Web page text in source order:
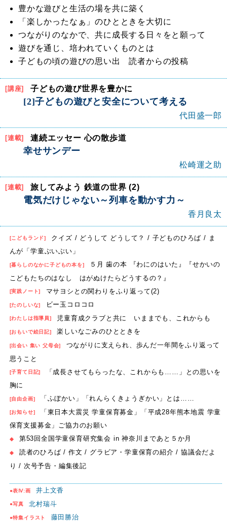
豊かな遊びと生活の場を共に築く
「楽しかったなぁ」のひとときを大切に
つながりのなかで、共に成長する日々をと願って
遊びを通じ、培われていくものとは
子どもの頃の遊びの思い出 読者からの投稿
[講座] 子どもの遊び世界を豊かに
[2]子どもの遊びと安全について考える
代田盛一郎
[連載] 連続エッセー 心の散歩道
幸せサンデー
松崎運之助
[連載] 旅してみよう 鉄道の世界 (2)
電気だけじゃない～列車を動かす力～
香月良太
[こどもランド]
クイズ / どうして どうして？ / 子どものひろば / ま
んが「学童ぶいぶい」
[暮らしのなかに子どもの本を]
５月 歯の本 『わにのはいた』『せかいの
こどもたちのはなし はがぬけたらどうするの？』
[実践ノート] マサヨシとの関わりをふり返って(2)
[たのしいな] ビー玉コロコロ
[わたしは指導員] 児童育成クラブと共に いままでも、これからも
[おもいで絵日記] 楽しいなごみのひとときを
[出会い 集い 父母会]
つながりに支えられ、歩んだ一年間をふり返って
思うこと
[子育て日記]
「成長させてもらったな、これからも……」との思いを
胸に
[自由企画] 「ふぼかい」「れんらくきょうぎかい」とは……
[お知らせ]
「東日本大震災 学童保育募金」「平成28年熊本地震 学童
保育支援募金」ご協力のお願い
◆ 第53回全国学童保育研究集会 in 神奈川まであと５か月
◆
読者のひろば / 作文 / グラビア・学童保育の紹介 / 協議会だよ
り / 次号予告・編集後記
●表Ⅳ:画 井上文香
●写真 北村瑞斗
●特集イラスト 藤田勝治